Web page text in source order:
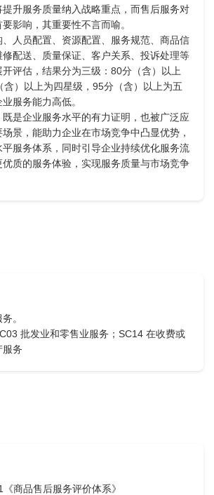
升服务质量纳入战略重点，而售后服务对
影响，其重要性不言而喻。
人员配置、资源配置、服务规范、商品信
配送、质量保证、客户关系、投诉处理等
评估，结果分为三级：80分（含）以上
含）以上为四星级，95分（含）以上为五
服务能力高低。
是企业服务水平的有力证明，也被广泛应
景，能助力企业在市场竞争中凸显优势，
服务体系，同时引导企业持续优化服务流
质的服务体验，实现服务质量与市场竞争
。
批发业和零售业服务；SC14 在收费或
服务
商品售后服务评价体系》